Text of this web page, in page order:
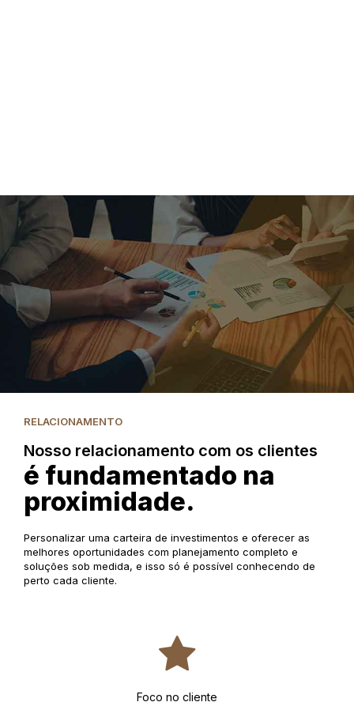
RELACIONAMENTO
Nosso relacionamento com os clientes
é fundamentado na
proximidade.
Personalizar uma carteira de investimentos e oferecer as
melhores oportunidades com planejamento completo e
soluções sob medida, e isso só é possível conhecendo de
perto cada cliente.
Foco no cliente